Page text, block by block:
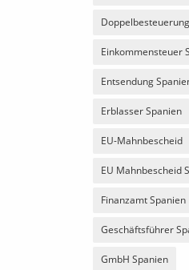
Einkommensteuer
Entsendung
Erblasser Spanien
EU-Mahnbescheid
EU Mahnbescheid
Finanzamt Spanien
Geschäftsführer
GmbH Spanien